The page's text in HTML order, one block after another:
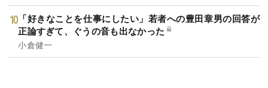
「好きなことを仕事にしたい」若者への豊田章男の回答が
正論すぎて、ぐうの音も出なかった
小倉健一